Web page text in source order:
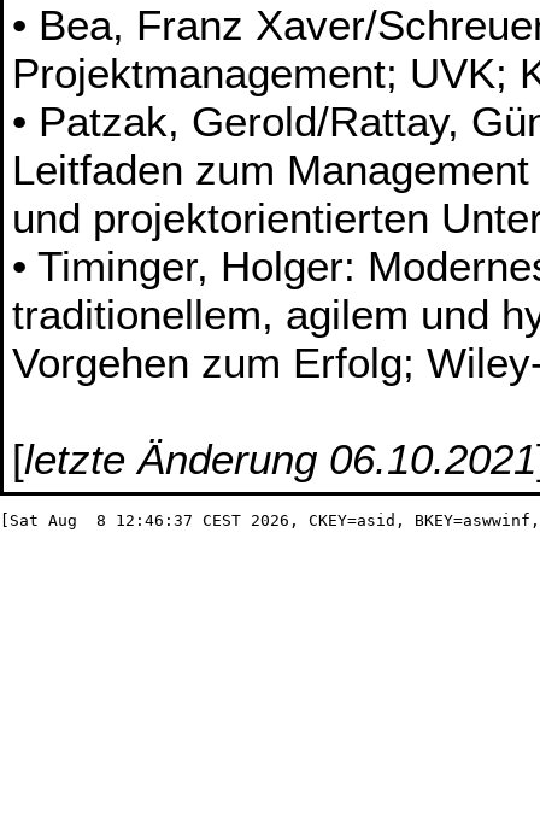
• Bea, Franz Xaver/
Projektmanagement; UVK;
• Patzak, Gerold/Rattay,
Leitfaden zum
und projektorientierten
• Timinger, Holger:
traditionellem, agilem und
Vorgehen zum Erfolg;
[letzte Änderung 06.10.2021